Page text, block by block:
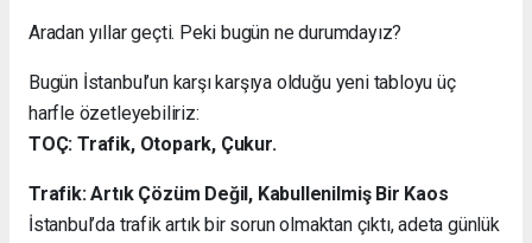
Aradan yıllar geçti. Peki bugün ne durumdayız?
Bugün İstanbul’un karşı karşıya olduğu yeni tabloyu üç
harfle özetleyebiliriz:
TOÇ: Trafik, Otopark, Çukur.
Trafik: Artık Çözüm Değil, Kabullenilmiş Bir Kaos
İstanbul’da trafik artık bir sorun olmaktan çıktı, adeta günlük